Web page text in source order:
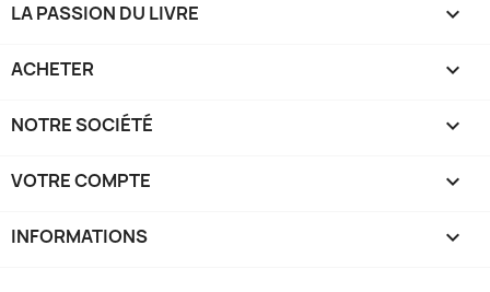
LA PASSION DU LIVRE 
ACHETER 
NOTRE SOCIÉTÉ 
VOTRE COMPTE 
INFORMATIONS keyboard_arrow_down